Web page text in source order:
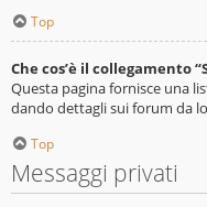
Top
Che cos’è il collegamento
Questa pagina fornisce una
dando dettagli sui forum da
Top
Messaggi privati